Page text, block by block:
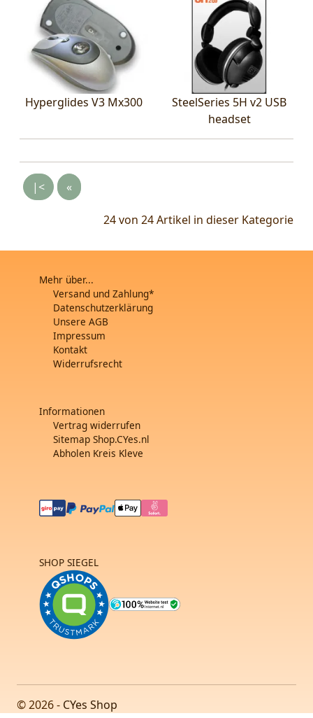
Hyperglides V3 Mx300
SteelSeries 5H v2 USB
headset
|< «
24 von 24Artikel in dieser Kategorie
Mehr über...
Versand und Zahlung*
Datenschutzerklärung
Unsere AGB
Impressum
Kontakt
Widerrufsrecht
Informationen
Vertrag widerrufen
Sitemap Shop.CYes.nl
Abholen Kreis Kleve
SHOP SIEGEL
© 2026 - CYes Shop